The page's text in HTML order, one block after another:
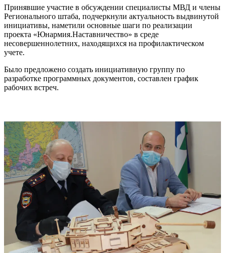
Принявшие участие в обсуждении специалисты МВД и члены
Регионального штаба, подчеркнули актуальность выдвинутой
инициативы, наметили основные шаги по реализации
проекта «Юнармия.Наставничество» в среде
несовершеннолетних, находящихся на профилактическом
учете.
Было предложено создать инициативную группу по
разработке программных документов, составлен график
рабочих встреч.